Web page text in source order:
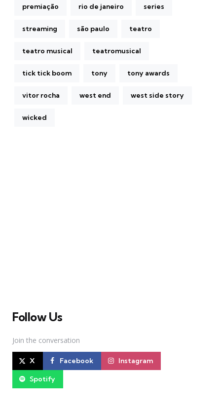
premiação rio de janeiro series
streaming são paulo teatro
teatro musical teatromusical
tick tick boom tony tony awards
vitor rocha west end west side story
wicked
Follow Us
Join the conversation
X Facebook Instagram
Spotify